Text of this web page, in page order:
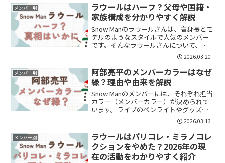
メンバー別
ラウールはハーフ？父母や国籍・
家族構成を分かりやすく解説
Snow Manのラウールさんは、高身長とモ
デルのようなスタイルで人気のメンバー
です。そんなラウールさんについて、
「ハーフなの？」「どこの国の血が入っ
ているの？」と気になって検索する人も
多いようです。この記事では、ラウール
さんがハーフと言わ...
2026.03.20
メンバー別
阿部亮平のメンバーカラーはなぜ
緑？理由や由来を解説
Snow Manのメンバーには、それぞれ担当
カラー（メンバーカラー）が決められて
います。ライブのペンライトやグッズな
どでも重要な要素で、ファンにとって
は“推し”を象徴する大切な色でもありま
す。その中で、阿部亮平さんのメンバー
カラーは「緑」。...
2026.03.13
メンバー別
ラウールはパリコレ・ミラノコレ
クションをやめた？2026年の現
在の活動をわかりやすく紹介